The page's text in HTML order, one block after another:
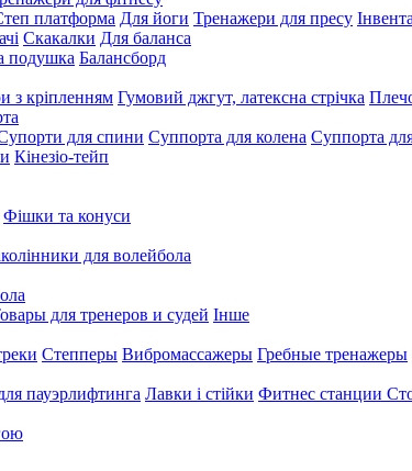
платформа Для йоги Тренажери для пресу
Скакалки Для баланса
подушка Балансборд
з кріпленням Гумовий джгут, латексна стрічка
для спини Суппорта для колена Суппорта
Кінезіо-тейп
Фішки та конуси
для волейбола
для тренеров и судей Інше
Степперы Вибромассажеры Гребные тренажеры
пауэрлифтинга Лавки і стійки Фитнес станции